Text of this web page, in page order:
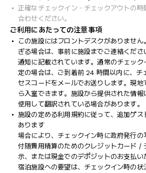
正確なチェックイン・チェックアウトの時
合わせください。
ご利用にあたっての注意事項
この施設にはフロントデスクがありませ
ぎる場合は、事前に施設までご連絡くだ
通知に記載されています。通常のチェッ
定の場合は、ご到着前 24 時間以内に、チ
セスコードをメールでお送りします。現
ら入室できます。施設から提供された情
使用して翻訳されている場合があります。
施設の定める利用規約に従って、追加ゲ
あります
場合により、チェックイン時に政府発行の
付随費用精算のためのクレジットカード /
示、または現金でのデポジットのお支払い
宿泊施設への要望は、チェックイン時の状